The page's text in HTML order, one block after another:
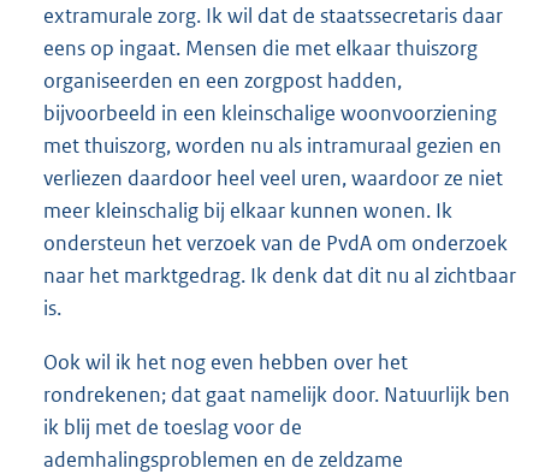
extramurale zorg. Ik wil dat de staatssecretaris daar
eens op ingaat. Mensen die met elkaar thuiszorg
organiseerden en een zorgpost hadden,
bijvoorbeeld in een kleinschalige woonvoorziening
met thuiszorg, worden nu als intramuraal gezien en
verliezen daardoor heel veel uren, waardoor ze niet
meer kleinschalig bij elkaar kunnen wonen. Ik
ondersteun het verzoek van de PvdA om onderzoek
naar het marktgedrag. Ik denk dat dit nu al zichtbaar
is.
Ook wil ik het nog even hebben over het
rondrekenen; dat gaat namelijk door. Natuurlijk ben
ik blij met de toeslag voor de
ademhalingsproblemen en de zeldzame